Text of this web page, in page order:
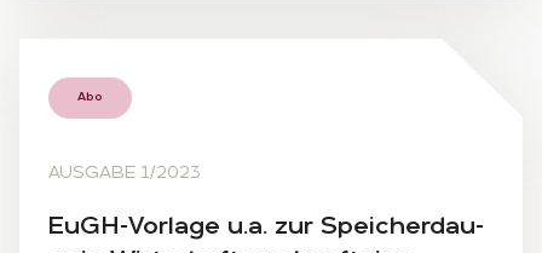
Abo
AUSGABE 1/2023
EuGH-Vor­la­ge u.a. zur Spei­cher­dau­